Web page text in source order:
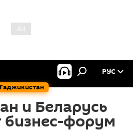
РУС
и Беларусь
форум